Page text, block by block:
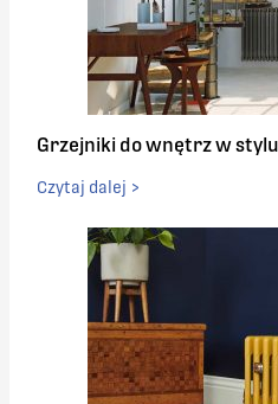
Grzejniki do wnętrz w
Czytaj dalej >